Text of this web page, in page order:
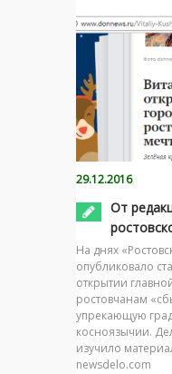
29.12.2016
От
На днях
опубликовало
открытии
ростовчанам
упрекающую
косноязычии.
изучило
newsdelo.com